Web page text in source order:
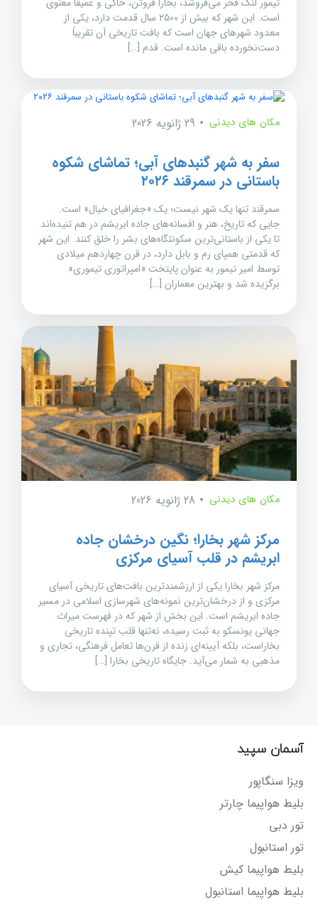
است. این شهر که بیش از ۲۵۰۰ سال قدمت دارد، یکی از
معدود شهرهای جهان است که بافت تاریخی آن تقریباً
دست‌نخورده باقی مانده است. قدم […]
مکان های دیدنی 29 ژانویه 2026
سفر به شهر گنبدهای آبی؛ تماشای شکوه
باستانی در سمرقند ۲۰۲۶
سمرقند تنها یک شهر نیست؛ یک «جغرافیای خیال» است.
جایی که تاریخ، هنر و افسانه‌های جاده ابریشم در هم تنیده‌اند
تا یکی از باستانی‌ترین سکونتگاه‌های بشر را خلق کنند. این شهر
که قدمتی همپای رم و بابل دارد، در قرن چهاردهم میلادی
توسط امیر تیمور به عنوان پایتخت «امپراتوری تیموری»
برگزیده شد و بهترین معماران […]
مکان های دیدنی 28 ژانویه 2026
مرکز شهر بخارا؛ نگین درخشان جاده
ابریشم در قلب آسیای مرکزی
مرکز شهر بخارا یکی از ارزشمندترین بافت‌های تاریخی آسیای
مرکزی و از درخشان‌ترین نمونه‌های شهرسازی اسلامی در مسیر
جاده ابریشم است. این بخش از شهر که در فهرست میراث
جهانی یونسکو به ثبت رسیده، نه‌تنها قلب تپنده تاریخی
بخاراست، بلکه آیینه‌ای زنده از قرن‌ها تعامل فرهنگی، تجاری و
مذهبی به شمار می‌آید. جایگاه تاریخی بخارا […]
آسمان سپید
ویزا سنگاپور
بلیط هواپیما چارتر
تور دبی
تور استانبول
بلیط هواپیما کیش
بلیط هواپیما استانبول